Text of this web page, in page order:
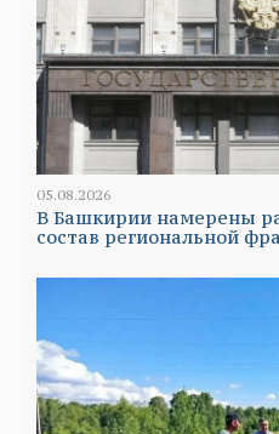
05.08.2026
В Башкирии намерены
состав региональной